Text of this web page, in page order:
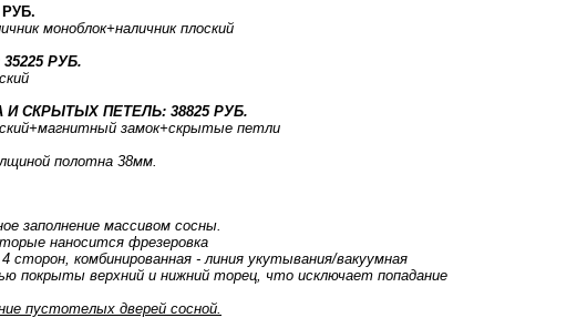
моноблок+наличник плоский
РУБ.
СКРЫТЫХ ПЕТЕЛЬ: 38825 РУБ.
+магнитный замок+скрытые петли
полотна 38мм.
заполнение массивом сосны.
наносится фрезеровка
комбинированная - линия укутывания/вакуумная
покрыты верхний и нижний торец, что исключает попадание
пустотелых дверей сосной.